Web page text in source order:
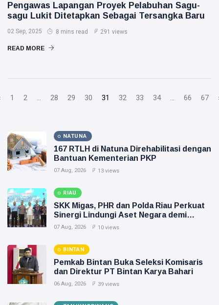
Pengawas Lapangan Proyek Pelabuhan Sagu-
sagu Lukit Ditetapkan Sebagai Tersangka Baru
02 Sep, 2025 8 mins read 291 views
READ MORE
1 2 ... 28 29 30 31 32 33 34 ... 66 67
NATUNA
167 RTLH di Natuna Direhabilitasi dengan
Bantuan Kementerian PKP
07 Aug, 2026 13 views
RIAU
SKK Migas, PHR dan Polda Riau Perkuat
Sinergi Lindungi Aset Negara demi
Menjaga Ketahanan Energi Nasional
07 Aug, 2026 10 views
BINTAN
Pemkab Bintan Buka Seleksi Komisaris
dan Direktur PT Bintan Karya Bahari
06 Aug, 2026 39 views